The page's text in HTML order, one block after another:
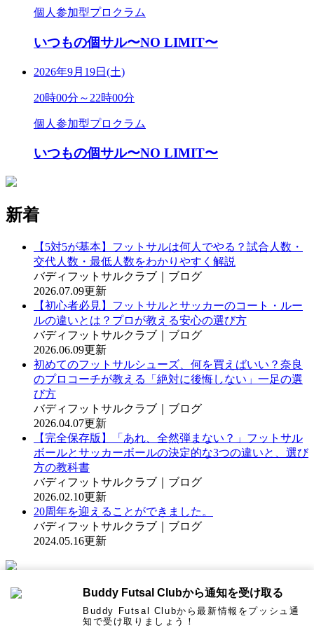
個人参加型プロクラム
いつもの個サル〜NO LIMIT〜
2026年9月19日(土)
20時00分～22時00分
個人参加型プロクラム
いつもの個サル〜NO LIMIT〜
新着
【5対5が基本】フットサルは何人でやる？試合人数・
交代人数・最低人数をわかりやすく解説
バディフットサルクラブ｜ブログ
2026.07.09更新
【初心者必見】フットサルとサッカーのコート・ルー
ルの違いとは？プロが教える安心の選び方
バディフットサルクラブ｜ブログ
2026.06.09更新
初めてのフットサルシューズ、何を買えばいい？奈良
のプロコーチが教える「絶対に後悔しない」一足の選
び方
バディフットサルクラブ｜ブログ
2026.04.07更新
【完全保存版】「あれ、全然弾まない？」フットサル
ボールとサッカーボールの決定的な3つの違いと、選び
方の教科書
バディフットサルクラブ｜ブログ
2026.02.10更新
20周年を迎えることができました。
バディフットサルクラブ｜ブログ
2024.05.16更新
WEBコート予約はBuddy Futsal Clubから通知を受け取る
Buddy Futsal Clubから最新情報をプッシュ通
知で受け取りましょう！